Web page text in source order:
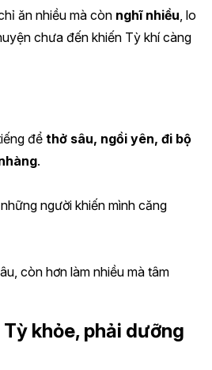
ăn nhiều mà còn nghĩ nhiều, lo
chưa đến khiến Tỳ khí càng
đểthở sâu, ngồi yên, đi bộ
.
người khiến mình căng
còn hơn làm nhiều mà tâm
Tỳ khỏe, phải dưỡng